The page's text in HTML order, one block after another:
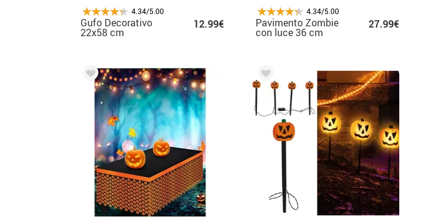
4.34/5.00
Gufo Decorativo
22x58 cm
12.99€
4.34/5.00
Pavimento Zombie
con luce 36 cm
27.99€